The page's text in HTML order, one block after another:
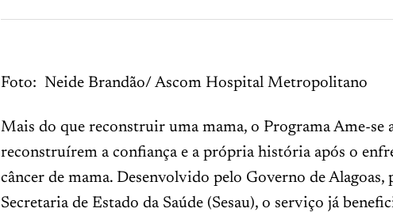
Foto: Neide Brandão/ Ascom Hospital Metropolitano
Mais do que reconstruir uma mama, o Programa Ame-se
reconstruírem a confiança e a própria história após o
câncer de mama. Desenvolvido pelo Governo de Alagoas,
Secretaria de Estado da Saúde (Sesau), o serviço já